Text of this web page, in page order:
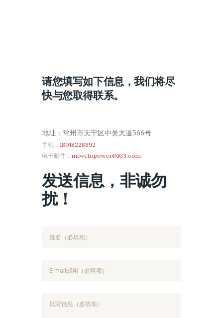
请您填写如下信息，我们将尽
快与您取得联系。
地址：常州市天宁区中吴大道566号
手机： 18018228892
电子邮件： movetopower@163.com
发送信息，非诚勿
扰！